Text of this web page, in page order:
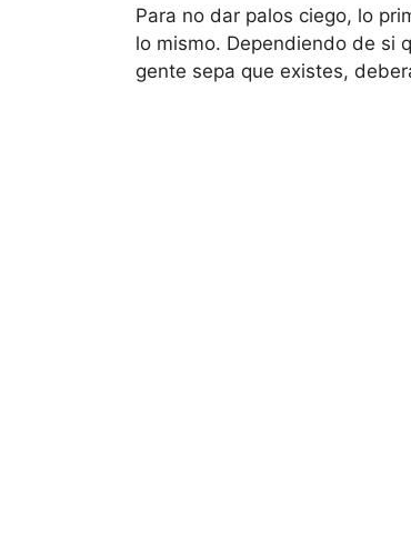
Para no dar palos ciego, lo
lo mismo. Dependiendo de si
gente sepa que existes,